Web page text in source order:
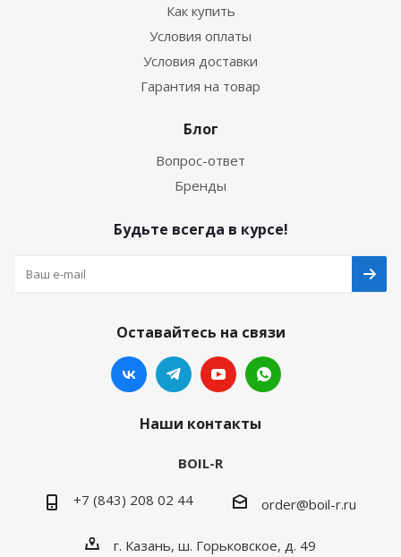
Как купить
Условия оплаты
Условия доставки
Гарантия на товар
Блог
Вопрос-ответ
Бренды
Будьте всегда в курсе!
Оставайтесь на связи
Наши контакты
BOIL-R
+7 (843) 208 02 44 order@boil-r.ru
г. Казань, ш. Горьковское, д. 49